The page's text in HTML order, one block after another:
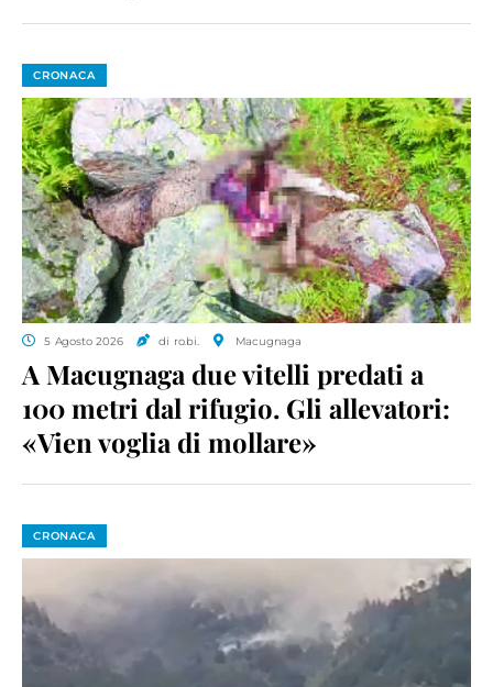
CRONACA
5 Agosto 2026 di ro.bi. Macugnaga
A Macugnaga due vitelli predati a
100 metri dal rifugio. Gli allevatori:
«Vien voglia di mollare»
CRONACA